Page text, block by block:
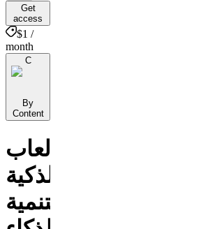
Get
access
$1 /
month
C
By
Content
الالعاب
الذكية
لتنمية